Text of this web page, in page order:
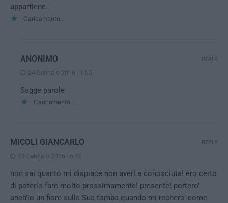
appartiene.
Caricamento...
ANONIMO
24 Gennaio 2016 - 1:05
Sagge parole
Caricamento...
REPLY
MICOLI GIANCARLO
23 Gennaio 2016 - 6:40
non sai quanto mi dispiace non averLa conosciuta! ero certo
di poterlo fare molto prossimamente! presente! portero’
anch’io un fiore sulla Sua tomba quando mi rechero’ come
REPLY